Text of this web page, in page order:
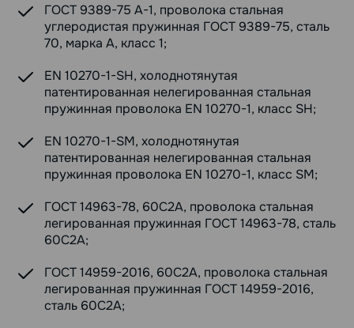
ГОСТ 9389-75 А-1, проволока стальная
углеродистая пружинная ГОСТ 9389-75, сталь
70, марка А, класс 1;
EN 10270-1-SH, холоднотянутая
патентированная нелегированная стальная
пружинная проволока EN 10270-1, класс SH;
EN 10270-1-SM, холоднотянутая
патентированная нелегированная стальная
пружинная проволока EN 10270-1, класс SM;
ГОСТ 14963-78, 60С2А, проволока стальная
легированная пружинная ГОСТ 14963-78, сталь
60С2А;
ГОСТ 14959-2016, 60С2А, проволока стальная
легированная пружинная ГОСТ 14959-2016,
сталь 60С2А;